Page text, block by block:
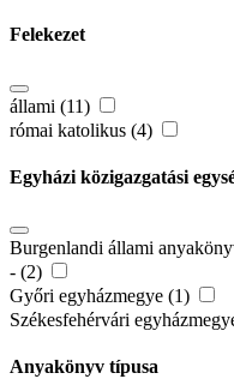
Felekezet
állami (11)
római katolikus (4)
Egyházi közigazgatási
Burgenlandi állami
- (2)
Győri egyházmegye (1)
Székesfehérvári
Anyakönyv típusa